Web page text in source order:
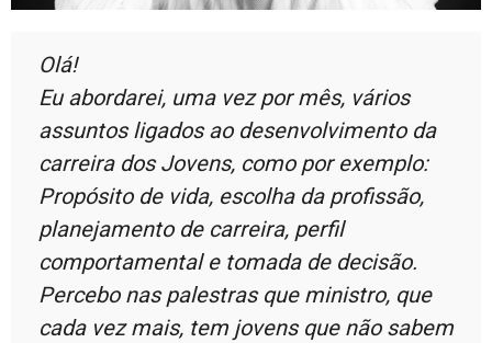
Olá!
Eu abordarei, uma vez por mês, vários
assuntos ligados ao desenvolvimento da
carreira dos Jovens, como por exemplo:
Propósito de vida, escolha da profissão,
planejamento de carreira, perfil
comportamental e tomada de decisão.
Percebo nas palestras que ministro, que
cada vez mais, tem jovens que não sabem